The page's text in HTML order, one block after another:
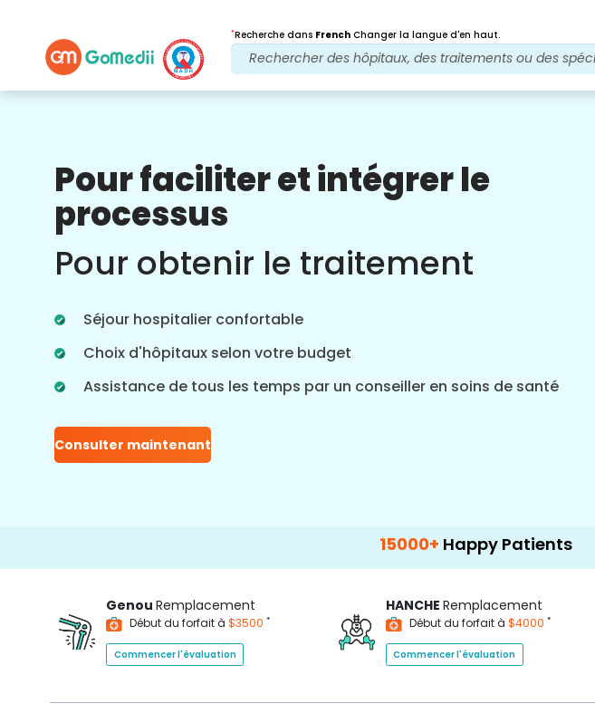
*Recherche dans French Changer la langue d'en haut.
Pour faciliter et intégrer le
processus
Pour obtenir le traitement
Séjour hospitalier confortable
Choix d'hôpitaux selon votre budget
Assistance de tous les temps par un conseiller en soins de santé
Consulter maintenant
Nos avantages
Après traitement
Suivi des soins
Bénéficiez d'une assistance médicale et
vos problèmes à tout moment. Mises à
traitement.
15000+Happy Patients
Genou Remplacement
Début du forfait à $3500 *
Commencer l'évaluation
HANCHE Remplacement
Début du forfait à $4000 *
Commencer l'évaluation